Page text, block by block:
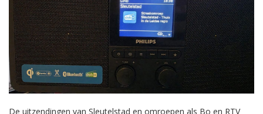
De uitzendingen van Sleutelstad en omroepen als Bo en RTV